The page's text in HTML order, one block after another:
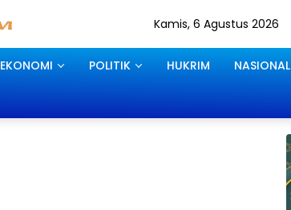
Kamis, 6 Agustus 2026
EKONOMI POLITIK HUKRIM NASIONAL